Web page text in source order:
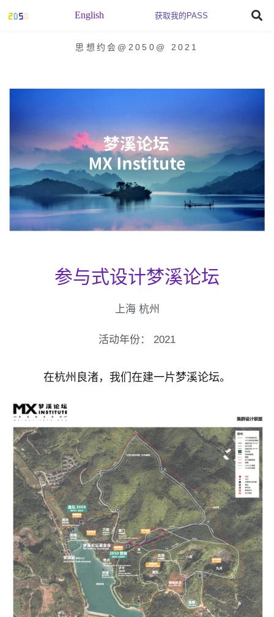
English 获取我的PASS
思想约会@2050 @ 2021
参与式设计梦溪论坛
上海 杭州
活动年份： 2021
在杭州良渚，我们在建一片梦溪论坛。